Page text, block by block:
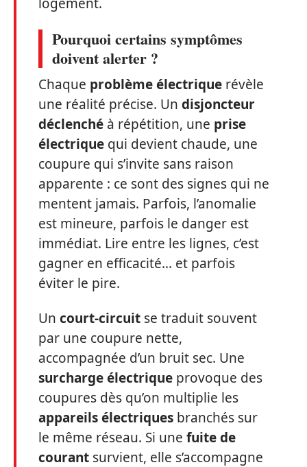
Pourquoi certains symptômes
doivent alerter ?
Chaque problème électrique révèle
une réalité précise. Un disjoncteur
déclenché à répétition, une prise
électrique qui devient chaude, une
coupure qui s’invite sans raison
apparente : ce sont des signes qui ne
mentent jamais. Parfois, l’anomalie
est mineure, parfois le danger est
immédiat. Lire entre les lignes, c’est
gagner en efficacité… et parfois
éviter le pire.
Un court-circuit se traduit souvent
par une coupure nette,
accompagnée d’un bruit sec. Une
surcharge électrique provoque des
coupures dès qu’on multiplie les
appareils électriques branchés sur
le même réseau. Si une fuite de
courant survient, elle s’accompagne